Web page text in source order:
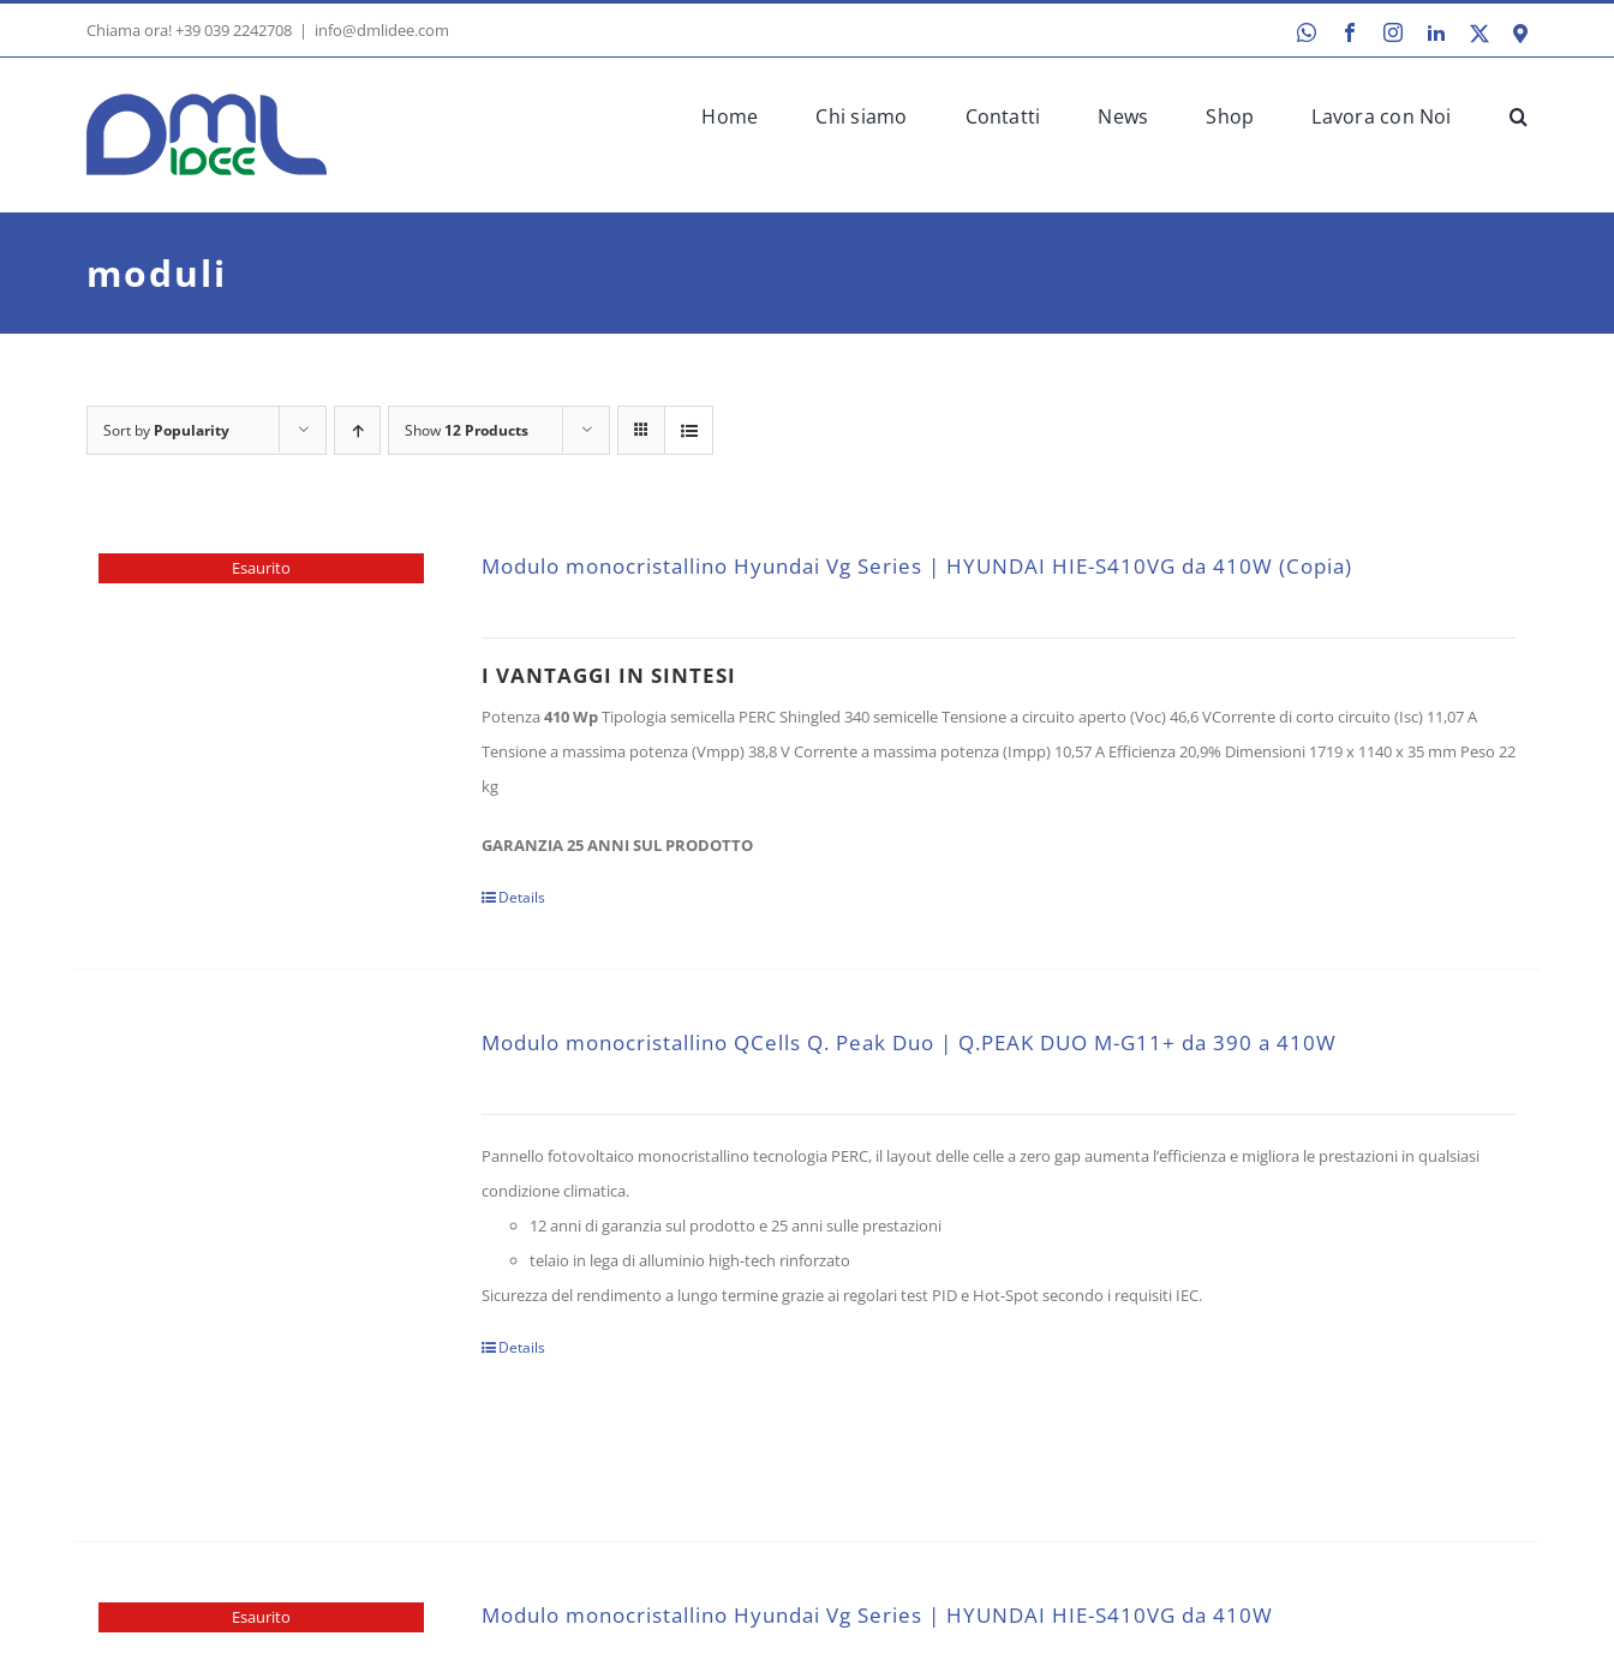
Chiama ora! +39 039 2242708 | info@dmlidee.com WhatsAppFacebookInstagramLinkedIn
Google
Home Chi siamo Contatti News Shop Lavora con Noi
moduli
Sort by Popularity Show 12 Products
Esaurito Modulo monocristallino Hyundai Vg Series | HYUNDAI HIE-S410VG da 410W (Copia)
I VANTAGGI IN SINTESI
Potenza 410 WpTipologia semicella PERC Shingled 340 semicelle Tensione a circuito aperto (Voc) 46,6 VCorrente di corto circuito (Isc) 11,07 A
Tensione a massima potenza (Vmpp) 38,8 V Corrente a massima potenza (Impp) 10,57 A Efficienza 20,9% Dimensioni 1719 x 1140 x 35 mm Peso 22
kg
GARANZIA 25 ANNI SUL PRODOTTO
Details
Modulo monocristallino QCells Q. Peak Duo | Q.PEAK DUO M-G11+ da 390 a 410W
Pannello fotovoltaico monocristallino tecnologia PERC, il layout delle celle a zero gap aumenta l’efficienza e migliora le prestazioni in qualsiasi
condizione climatica.
12 anni di garanzia sul prodotto e 25 anni sulle prestazioni
telaio in lega di alluminio high-tech rinforzato
Sicurezza del rendimento a lungo termine grazie ai regolari test PID e Hot-Spot secondo i requisiti IEC.
Details
Esaurito Modulo monocristallino Hyundai Vg Series | HYUNDAI HIE-S410VG da 410W